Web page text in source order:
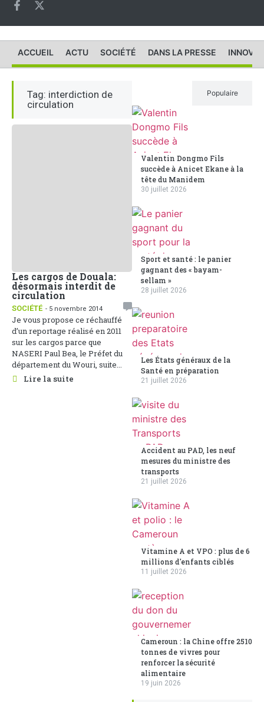
ACCUEIL ACTU SOCIÉTÉ DANS LA PRESSE
Tag: interdiction de
circulation
Les cargos de Douala:
désormais interdit de
circulation
SOCIÉTÉ - 5 novembre 2014
Je vous propose ce réchauffé
d’un reportage réalisé en 2011
sur les cargos parce que
NASERI Paul Bea, le Préfet du
département du Wouri, suite...
Lire la suite
Populaire
Valentin Dongmo Fils
succède à Anicet Ekane à la
tête du Manidem
30 juillet 2026
Sport et santé : le panier
gagnant des « bayam-
sellam »
28 juillet 2026
Les États généraux de la
Santé en préparation
21 juillet 2026
Accident au PAD, les neuf
mesures du ministre des
transports
21 juillet 2026
Vitamine A et VPO : plus de 6
millions d'enfants ciblés
11 juillet 2026
Cameroun : la Chine offre 2510
tonnes de vivres pour
renforcer la sécurité
alimentaire
19 juin 2026